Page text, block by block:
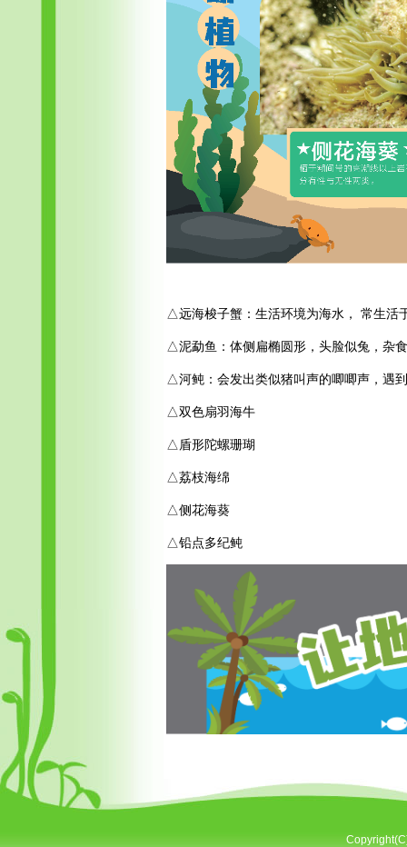
△远海梭子蟹：生活环境为海水， 常生活
△泥勐鱼：体侧扁椭圆形，头脸似兔，杂
△河鲀：会发出类似猪叫声的唧唧声，遇
△双色扇羽海牛
△盾形陀螺珊瑚
△荔枝海绵
△侧花海葵
△铅点多纪鲀